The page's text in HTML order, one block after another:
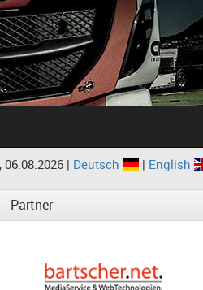
| Deutsch | English
Partner